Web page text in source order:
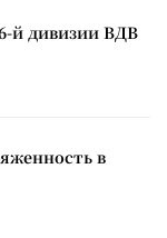
й дивизии ВДВ
в